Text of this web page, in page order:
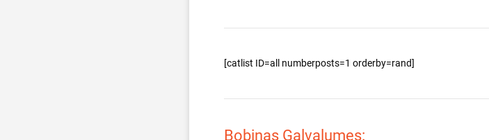
[catlist ID=all numberposts=1 orderby=rand]
Bobinas Galvalumes: